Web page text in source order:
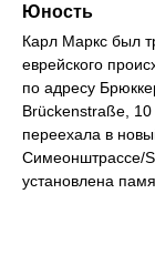
Юность
Карл Маркс был
еврейского
по адресу
Brückenstraße,
переехала в
Симеонштрассе/
установлена